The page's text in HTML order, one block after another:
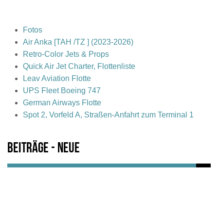
Fotos
Air Anka [TAH /TZ ] (2023-2026)
Retro-Color Jets & Props
Quick Air Jet Charter, Flottenliste
Leav Aviation Flotte
UPS Fleet Boeing 747
German Airways Flotte
Spot 2, Vorfeld A, Straßen-Anfahrt zum Terminal 1
Beiträge - Neue